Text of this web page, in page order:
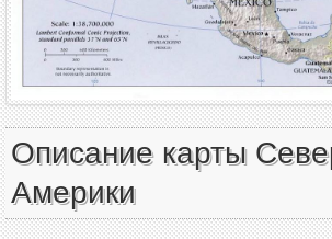
Описание карты
Америки